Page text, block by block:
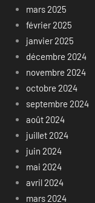
mars 2025
février 2025
janvier 2025
décembre 2024
novembre 2024
octobre 2024
septembre 2024
août 2024
juillet 2024
juin 2024
mai 2024
avril 2024
mars 2024